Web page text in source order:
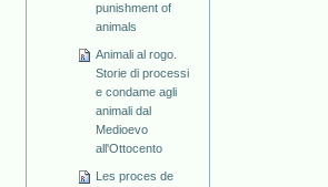
punishment of
animals
Animali al rogo.
Storie di processi
e condame agli
animali dal
Medioevo
all'Ottocento
Les proces de